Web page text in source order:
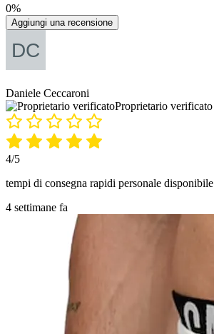
0%
Aggiungi una recensione
Daniele Ceccaroni
Proprietario verificato
4/5
tempi di consegna rapidi personale disponibile
4 settimane fa